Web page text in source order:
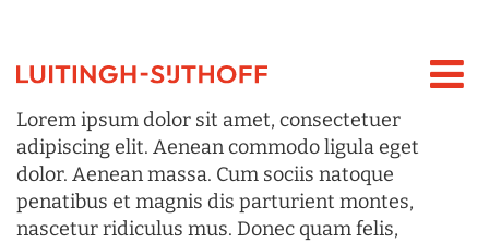
Lorem ipsum dolor sit amet, consectetuer
adipiscing elit. Aenean commodo ligula eget
dolor. Aenean massa. Cum sociis natoque
penatibus et magnis dis parturient montes,
nascetur ridiculus mus. Donec quam felis,